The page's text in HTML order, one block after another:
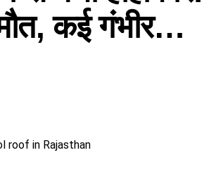
एक नज़र में
ई-प्रवेश पत्र (E-Admit Card) अपनी
कर सकते हैं।
कई गंभीर…